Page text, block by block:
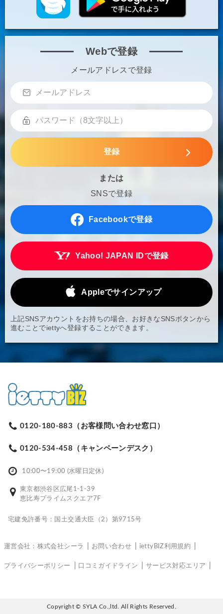
Webで登録
メールアドレスで登録
登録
または
SNSで登録
Facebookで登録
Yahoo! JAPAN IDで登録
Appleでサインアップ
上記SNSアカウントをお持ちの場合、お好きなSNSボタンから
進むことでiettyへ登録することができます。
0120-180-883（お客様問い合わせ窓口）
0120-534-458（キャンペーンデスク）
10:00〜19:00 (水曜日定休)
東京都渋谷区広尾1-1-39
恵比寿プライムスクエア7F
宅建免許番号：国土交通大臣（2）第9715号
運営会社：株式会社シーラ お問い合わせ iettyBIZ利用規約
プライバシーポリシー 口コミガイドライン サービス対応エリア
Copyright © SYLA Co.,ltd. All Rights Reserved.